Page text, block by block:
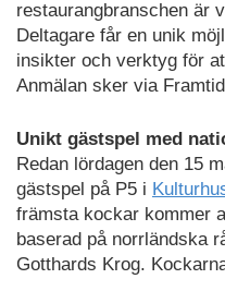
restaurangbranschen är
Deltagare får en unik
insikter och verktyg för
Anmälan sker via
Unikt gästspel med
Redan lördagen den 15
gästspel på P5 i
främsta kockar kommer
baserad på norrländska
Gotthards Krog.